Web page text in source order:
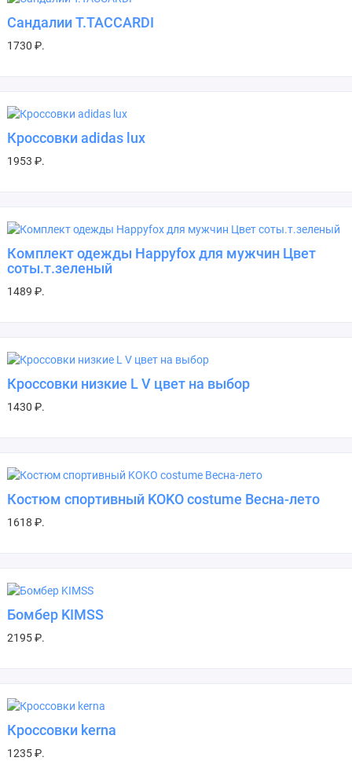
Сандалии T.TACCARDI
1730 ₽.
Кроссовки adidas lux
1953 ₽.
Комплект одежды Happyfox для мужчин Цвет
соты.т.зеленый
1489 ₽.
Кроссовки низкие L V цвет на выбор
1430 ₽.
Костюм спортивный KOKO costume Весна-лето
1618 ₽.
Бомбер KIMSS
2195 ₽.
Кроссовки kerna
1235 ₽.